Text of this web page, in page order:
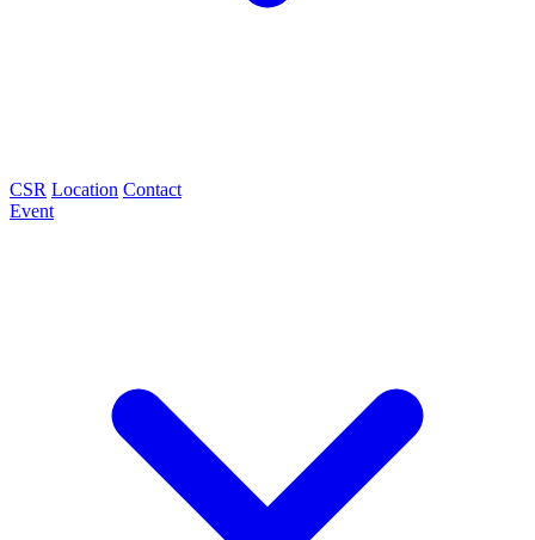
CSR Location Contact
Event